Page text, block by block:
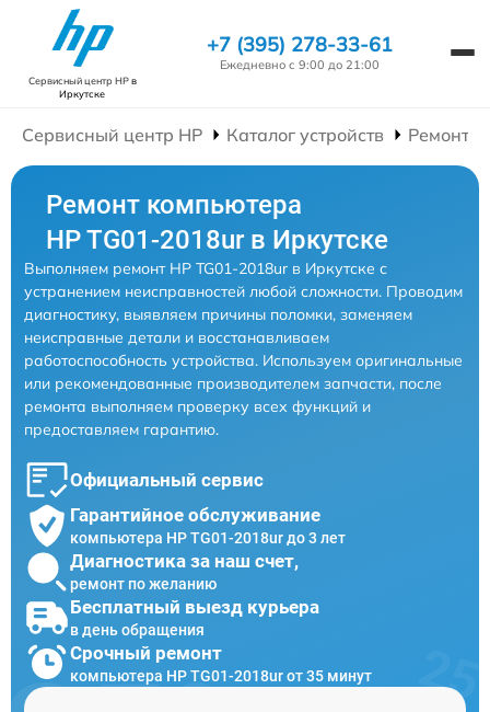
Сервисный центр HPв
Иркутске
+7 (395) 278-33-61
Ежедневно с 9:00 до 21:00
Сервисный центр HP Каталог устройств Ремонт
Ремонт компьютера
HP TG01-2018ur в Иркутске
Выполняем ремонт HP TG01-2018ur в Иркутске с
устранением неисправностей любой сложности. Проводим
диагностику, выявляем причины поломки, заменяем
неисправные детали и восстанавливаем
работоспособность устройства. Используем оригинальные
или рекомендованные производителем запчасти, после
ремонта выполняем проверку всех функций и
предоставляем гарантию.
Официальный сервис
Гарантийное обслуживание
компьютера HP TG01-2018ur до 3 лет
Диагностика за наш счет,
ремонт по желанию
Бесплатный выезд курьера
в день обращения
Срочный ремонт
компьютера HP TG01-2018ur от 35 минут